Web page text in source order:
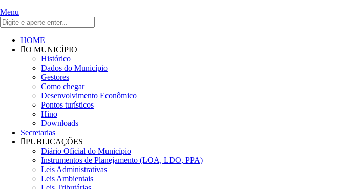
Menu
HOME
O MUNICÍPIO
Histórico
Dados do Município
Gestores
Como chegar
Desenvolvimento Econômico
Pontos turísticos
Hino
Downloads
Secretarias
PUBLICAÇÕES
Diário Oficial do Município
Instrumentos de Planejamento (LOA, LDO, PPA)
Leis Administrativas
Leis Ambientais